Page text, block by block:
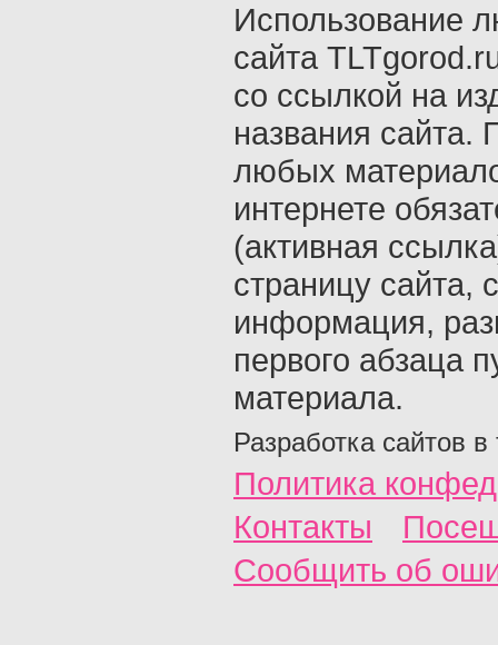
Использование
сайта
со ссылкой на
названия сайта.
любых
интернете
(активная
страницу сайта,
информация,
первого абзаца
материала.
Разработка сайтов в
Политика
Контакты
Сообщить об